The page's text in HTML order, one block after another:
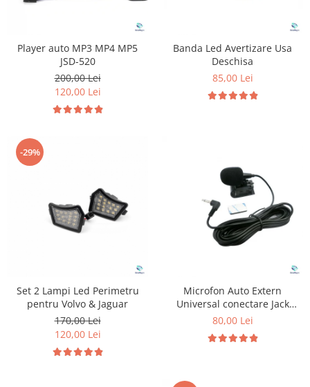
Player auto MP3 MP4 MP5
JSD-520
200,00 Lei
120,00 Lei
Banda Led Avertizare Usa
Deschisa
85,00 Lei
-29%
Set 2 Lampi Led Perimetru
pentru Volvo & Jaguar
170,00 Lei
120,00 Lei
Microfon Auto Extern
Universal conectare Jack
3.5mm
80,00 Lei